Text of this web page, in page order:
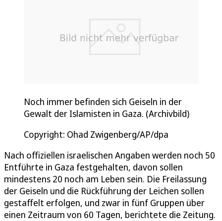
Noch immer befinden sich Geiseln in der
Gewalt der Islamisten in Gaza. (Archivbild)
Copyright: Ohad Zwigenberg/AP/dpa
Nach offiziellen israelischen Angaben werden noch 50
Entführte in Gaza festgehalten, davon sollen
mindestens 20 noch am Leben sein. Die Freilassung
der Geiseln und die Rückführung der Leichen sollen
gestaffelt erfolgen, und zwar in fünf Gruppen über
einen Zeitraum von 60 Tagen, berichtete die Zeitung.